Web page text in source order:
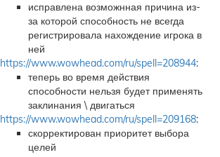
исправлена возможнная причина из-
за которой способность не всегда
регистрировала нахождение игрока в
ней
https://www.wowhead.com/ru/spell=208944:
теперь во время действия
способности нельзя будет применять
заклинания \ двигаться
https://www.wowhead.com/ru/spell=209168:
скорректирован приоритет выбора
целей